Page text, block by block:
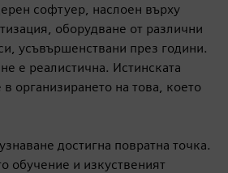
софтуер, наслоен върху
оборудване от различни
усъвършенствани през години.
е реалистична. Истинската
организирането на това, което
достигна повратна точка.
обучение и изкуственият